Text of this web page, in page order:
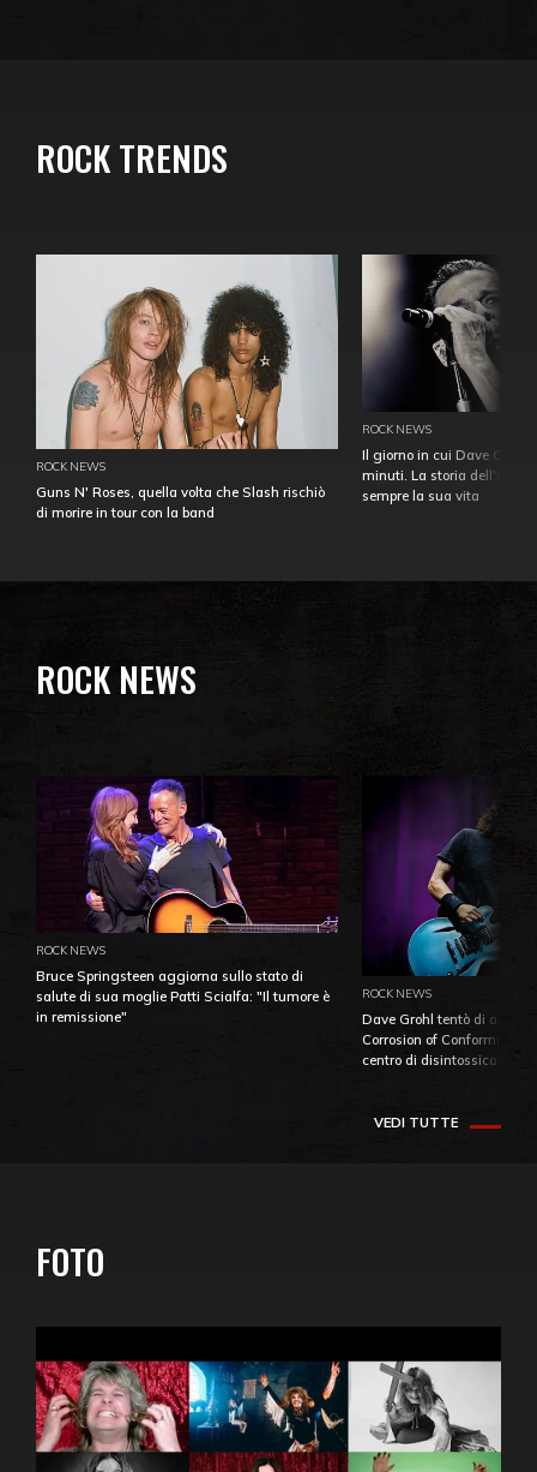
ROCK TRENDS
ROCK NEWS
Guns N' Roses, quella volta che Slash rischiò
di morire in tour con la band
ROCK NEWS
Il giorno in cui Dave
minuti. La storia
sempre la sua vita
ROCK NEWS
ROCK NEWS
Bruce Springsteen aggiorna sullo stato di
salute di sua moglie Patti Scialfa: "Il tumore è
in remissione"
ROCK NEWS
Dave Grohl tentò di
Corrosion of Conformity
centro di
VEDI TUTTE
FOTO